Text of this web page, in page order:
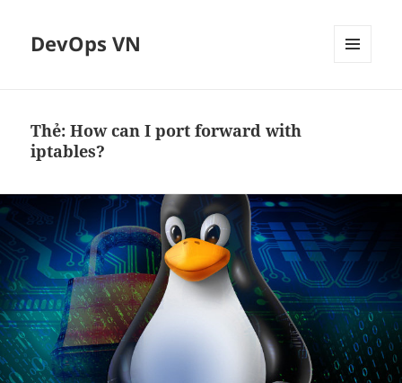
DevOps VN
Thẻ:How can I port forward with
iptables?